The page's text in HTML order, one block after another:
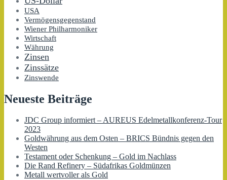
USA
Vermögensgegenstand
Wiener Philharmoniker
Wirtschaft
Währung
Zinsen
Zinssätze
Zinswende
Neueste Beiträge
JDC Group informiert – AUREUS Edelmetallkonferenz-Tour
2023
Goldwährung aus dem Osten – BRICS Bündnis gegen den
Westen
Testament oder Schenkung – Gold im Nachlass
Die Rand Refinery – Südafrikas Goldmünzen
Metall wertvoller als Gold